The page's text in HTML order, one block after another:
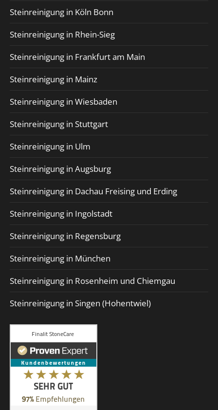
Steinreinigung in Köln Bonn
Steinreinigung in Rhein-Sieg
Steinreinigung in Frankfurt am Main
Steinreinigung in Mainz
Steinreinigung in Wiesbaden
Steinreinigung in Stuttgart
Steinreinigung in Ulm
Steinreinigung in Augsburg
Steinreinigung in Dachau Freising und Erding
Steinreinigung in Ingolstadt
Steinreinigung in Regensburg
Steinreinigung in München
Steinreinigung in Rosenheim und Chiemgau
Steinreinigung in Singen (Hohentwiel)